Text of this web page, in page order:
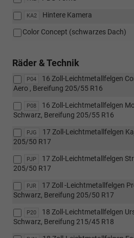
KA2 Hintere Kamera
Color Concept (schwarzes Dach)
Räder & Technik
P04
16 Zoll-Leichtmetallfelgen
Aero , Bereifung 205/55 R16
P08
16 Zoll-Leichtmetallfelgen
Schwarz, Bereifung 205/55 R16
PJG
17 Zoll-Leichtmetallfelgen
205/50 R17
PJP
17 Zoll-Leichtmetallfelgen
205/50 R17
PJR
17 Zoll -Leichtmetallfelgen
Schwarz, Bereifung 205/50 R17
P20
18 Zoll-Leichtmetallfelgen
Schwarz, Bereifung 215/45 R18